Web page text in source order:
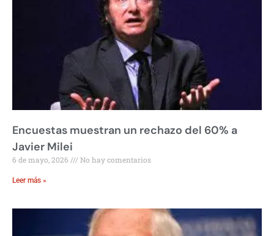
Encuestas muestran un rechazo del 60% a
Javier Milei
6 de mayo, 2026 No hay comentarios
Leer más »